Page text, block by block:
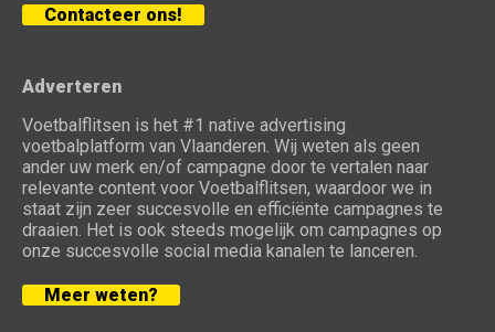
Contacteer ons!
Adverteren
Voetbalflitsen is het #1 native advertising
voetbalplatform van Vlaanderen. Wij weten als geen
ander uw merk en/of campagne door te vertalen naar
relevante content voor Voetbalflitsen, waardoor we in
staat zijn zeer succesvolle en efficiënte campagnes te
draaien. Het is ook steeds mogelijk om campagnes op
onze succesvolle social media kanalen te lanceren.
Meer weten?